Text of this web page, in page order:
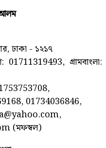
আলম
ঢাকা - ১২১৭
01711319493, গ্রামবাংলা:
01734036846,
(মফস্বল)